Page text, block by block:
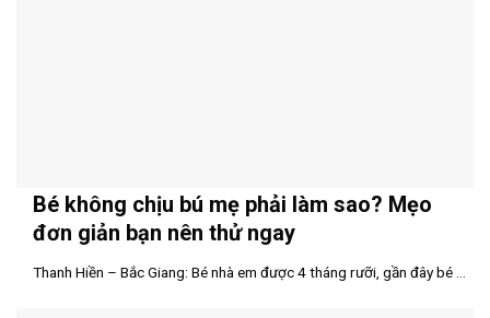
Bé không chịu bú mẹ phải làm sao? Mẹo
đơn giản bạn nên thử ngay
Thanh Hiền – Bắc Giang: Bé nhà em được 4 tháng rưỡi, gần đây bé ...